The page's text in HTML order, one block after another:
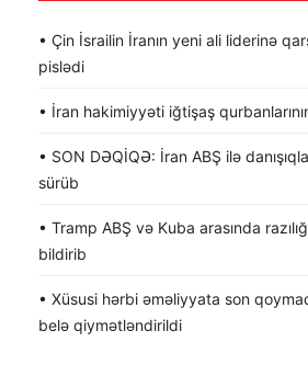
• Çin İsrailin İranın yeni ali liderinə
pislədi
• İran hakimiyyəti iğtişaş qurbanlarının
• SON DƏQİQƏ: İran ABŞ ilə
sürüb
• Tramp ABŞ və Kuba arasında
bildirib
• Xüsusi hərbi əməliyyata son
belə qiymətləndirildi